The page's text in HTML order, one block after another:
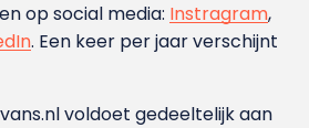
op social media: Instragram,
. Een keer per jaar verschijnt
voldoet gedeeltelijk aan